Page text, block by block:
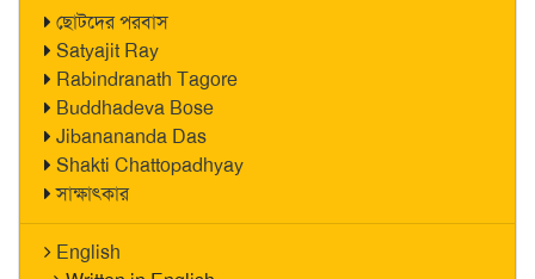
ছোটদের পরবাস
Satyajit Ray
Rabindranath Tagore
Buddhadeva Bose
Jibanananda Das
Shakti Chattopadhyay
সাক্ষাৎকার
English